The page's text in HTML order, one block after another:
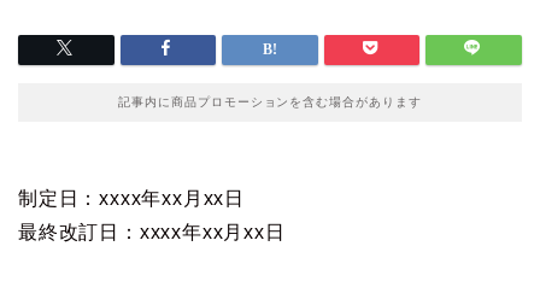
記事内に商品プロモーションを含む場合があります
制定日：xxxx年xx月xx日
最終改訂日：xxxx年xx月xx日